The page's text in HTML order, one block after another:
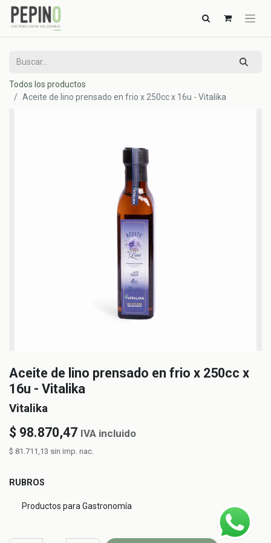
Todos los productos
Aceite de lino prensado en frio x 250cc x 16u - Vitalika
Aceite de lino prensado en frio x 250cc x
16u - Vitalika
Vitalika
$ 98.870,47 IVA incluido
$ 81.711,13 sin imp. nac.
RUBROS
Productos para Gastronomía